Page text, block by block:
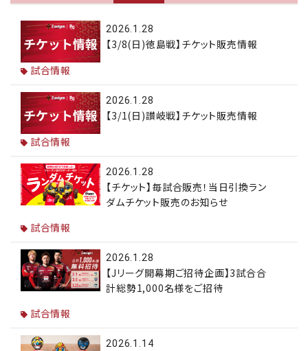
2026.1.28
【3/8(日)徳島戦】チケット販売情報
試合情報
2026.1.28
【3/1(日)讃岐戦】チケット販売情報
試合情報
2026.1.28
【チケット】毎試合販売！当日引換ラン
ダムチケット販売のお知らせ
試合情報
2026.1.28
【Jリーグ開幕期ご招待企画】3試合合
計総勢1,000名様をご招待
試合情報
2026.1.14